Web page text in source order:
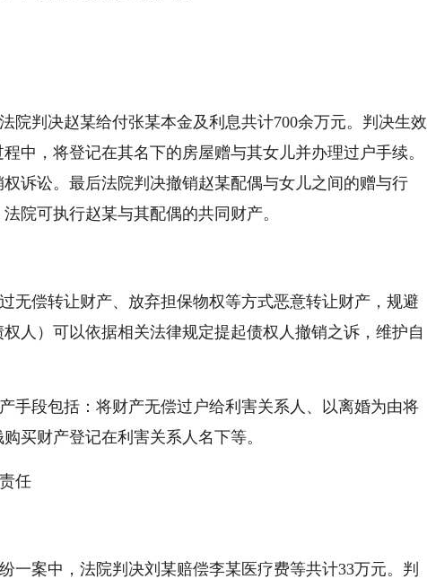
院判决赵某给付张某本金及利息共计700余万元。判决生效
中，将登记在其名下的房屋赠与其女儿并办理过户手续。
诉讼。最后法院判决撤销赵某配偶与女儿之间的赠与行
院可执行赵某与其配偶的共同财产。
无偿转让财产、放弃担保物权等方式恶意转让财产，规避
人）可以依据相关法律规定提起债权人撤销之诉，维护自
手段包括：将财产无偿过户给利害关系人、以离婚为由将
买财产登记在利害关系人名下等。
任
一案中，法院判决刘某赔偿李某医疗费等共计33万元。判